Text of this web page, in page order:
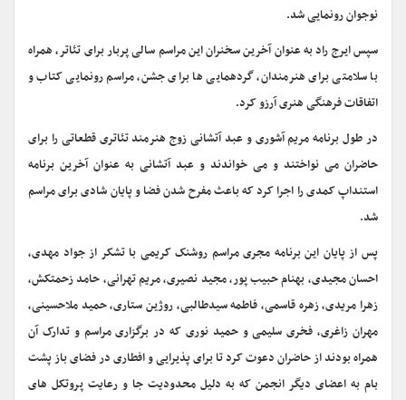
نوجوان رونمایی شد.
سپس ایرج راد به عنوان آخرین سخنران این مراسم سالی پربار برای تئاتر، همراه
با سلامتی برای هنرمندان، گردهمایی ها برای جشن، مراسم رونمایی کتاب و
اتفاقات فرهنگی هنری آرزو کرد.
در طول برنامه مریم آشوری و عبد آتشانی زوج هنرمند تئاتری قطعاتی را برای
حاضران می نواختند و می خواندند و عبد آتشانی به عنوان آخرین برنامه
استنداپ کمدی را اجرا کرد که باعث مفرح شدن فضا و پایان شادی برای مراسم
شد.
پس از پایان این برنامه مجری مراسم روشنک کریمی با تشکر از جواد مهدی،
احسان مجیدی، بهنام حبیب پور، مجید نصیری، مریم تهرانی، حامد زحمتکش،
زهرا مریدی، زهره قاسمی، فاطمه سیدطالبی، روژین ستاری، حمید ملاحسینی،
مهران زاغری، فخری سلیمی و حمید نوری که در برگزاری مراسم و تدارک آن
همراه بودند از حاضران دعوت کرد تا برای پذیرایی و افطاری در فضای باز پشت
بام به اعضای دیگر انجمن که به دلیل محدودیت جا و رعایت پروتکل های